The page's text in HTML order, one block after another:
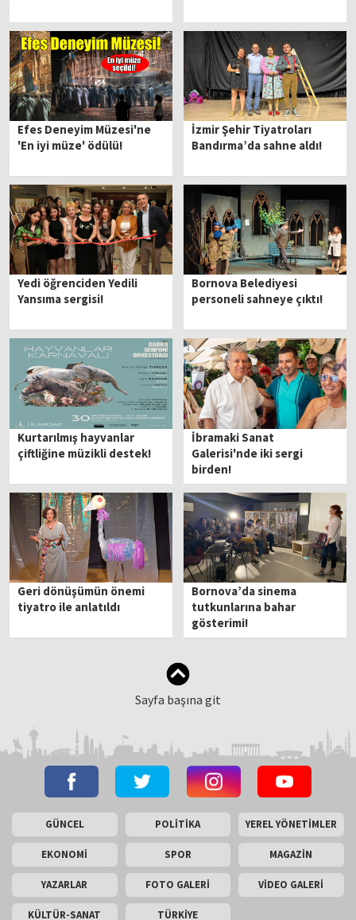
Efes Deneyim Müzesi'ne
'En iyi müze' ödülü!
İzmir Şehir Tiyatroları
Bandırma’da sahne aldı!
Yedi öğrenciden Yedili
Yansıma sergisi!
Bornova Belediyesi
personeli sahneye çıktı!
Kurtarılmış hayvanlar
çiftliğine müzikli destek!
İbramaki Sanat
Galerisi'nde iki sergi
birden!
Geri dönüşümün önemi
tiyatro ile anlatıldı
Bornova’da sinema
tutkunlarına bahar
gösterimi!
Sayfa başına git
GÜNCEL POLİTİKA YEREL YÖNETİMLER
EKONOMİ SPOR MAGAZİN
YAZARLAR FOTO GALERİ VİDEO GALERİ
KÜLTÜR-SANAT TÜRKİYE